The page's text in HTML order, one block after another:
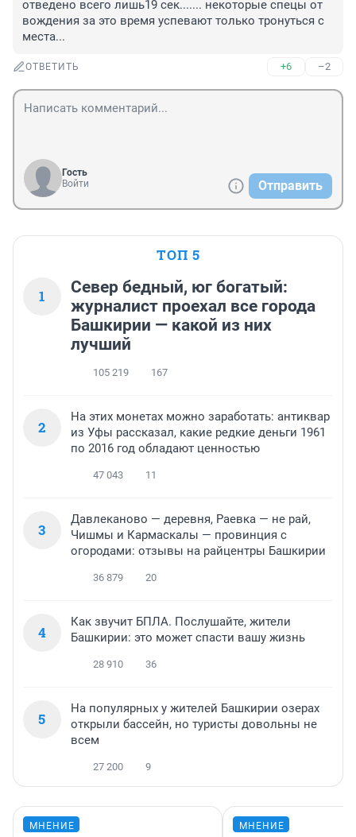
отведено всего лишь19 сек....... некоторые спецы от
вождения за это время успевают только тронуться с
места...
ОТВЕТИТЬ +6 –2
Гость
Войти
Отправить
ТОП 5
1
Север бедный, юг богатый:
журналист проехал все города
Башкирии — какой из них
лучший
105 219 167
2
На этих монетах можно заработать: антиквар
из Уфы рассказал, какие редкие деньги 1961
по 2016 год обладают ценностью
47 043 11
3
Давлеканово — деревня, Раевка — не рай,
Чишмы и Кармаскалы — провинция с
огородами: отзывы на райцентры Башкирии
36 879 20
4
Как звучит БПЛА. Послушайте, жители
Башкирии: это может спасти вашу жизнь
28 910 36
5
На популярных у жителей Башкирии озерах
открыли бассейн, но туристы довольны не
всем
27 200 9
МНЕНИЕ МНЕНИЕ